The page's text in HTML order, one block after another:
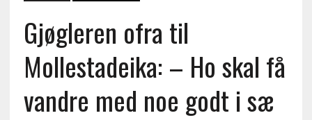
Gjøgleren ofra til
Mollestadeika: – Ho skal få
vandre med noe godt i sæ